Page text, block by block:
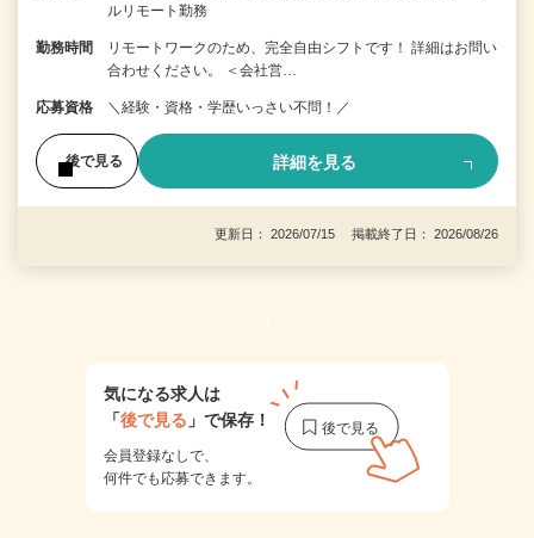
ルリモート勤務
勤務時間
リモートワークのため、完全自由シフトです！ 詳細はお問い
合わせください。 ＜会社営…
応募資格 ＼経験・資格・学歴いっさい不問！／
後で見る 詳細を見る
更新日： 2026/07/15 掲載終了日： 2026/08/26
1
気になる求人は
「後で見る 」で保存！
会員登録なしで、
何件でも応募できます。